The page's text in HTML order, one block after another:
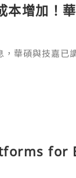
本增加！
華碩與技嘉已
5090D V2
Ti等高階型號
for